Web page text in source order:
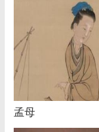
孟母